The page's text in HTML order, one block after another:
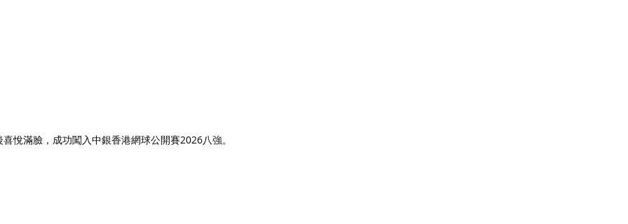
悅滿臉，成功闖入中銀香港網球公開賽2026八強。